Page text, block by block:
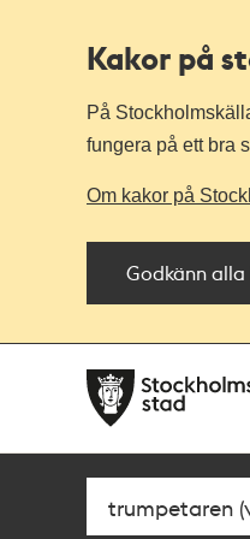
Kakor på
På
fungera på ett bra
Om kakor på
Godkänn alla
navigationen
huvudinnehållet
Sök